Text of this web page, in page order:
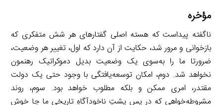
مؤخره
ناگفته پیداست که هسته اصلی گفتارهای هر شش متفکری که
بازخوانی و مرور شد، حکایت از آن دارد که اول، تغییر هر وضعیت،
ضرورتا ما را به‌سوی یک وضعیت بدیل دموکراتیک رهنمون
نخواهد شد. دوم، امکان توسعه‌یافتگی با وجود حتی یک دولت
مقتدر، امری ممکن و بلکه مطلوب خواهد بود. سوم، روند
مشروطه‌خواهی که در پسِ پشتِ ناخودآگاهِ تاریخی ما جا خوش